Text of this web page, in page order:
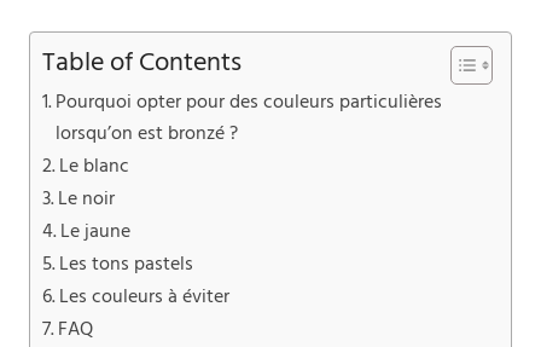
Table of Contents
Pourquoi opter pour des couleurs particulières
lorsqu’on est bronzé ?
Le blanc
Le noir
Le jaune
Les tons pastels
Les couleurs à éviter
FAQ